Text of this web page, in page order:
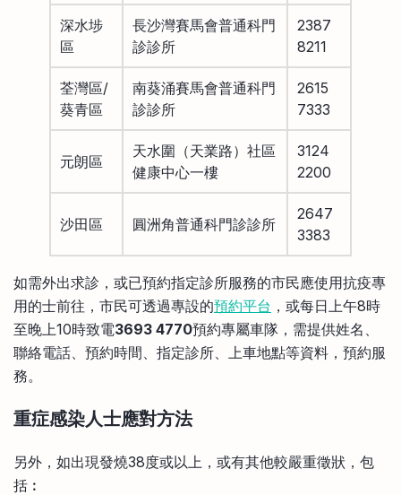
深水埗
區
長沙灣賽馬會普通科門
診診所
2387
8211
荃灣區/
葵青區
南葵涌賽馬會普通科門
診診所
2615
7333
元朗區
天水圍（天業路）社區
健康中心一樓
3124
2200
沙田區 圓洲角普通科門診診所
2647
3383
如需外出求診，或已預約指定診所服務的市民應使用抗疫專
用的士前往，市民可透過專設的預約平台 ，或每日上午8時
至晚上10時致電3693 4770預約專屬車隊，需提供姓名、
聯絡電話、預約時間、指定診所、上車地點等資料，預約服
務。
重症感染人士應對方法
另外，如出現發燒38度或以上，或有其他較嚴重徵狀，包
括︰